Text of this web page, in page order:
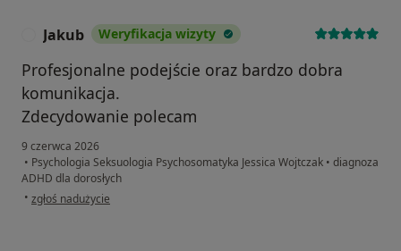
Jakub Weryfikacja wizyty
Profesjonalne podejście oraz bardzo dobra
komunikacja.
Zdecydowanie polecam
9 czerwca 2026
• Psychologia Seksuologia Psychosomatyka Jessica Wojtczak • diagnoza
ADHD dla dorosłych
• w opinii użytkownika Jakub
zgłoś nadużycie